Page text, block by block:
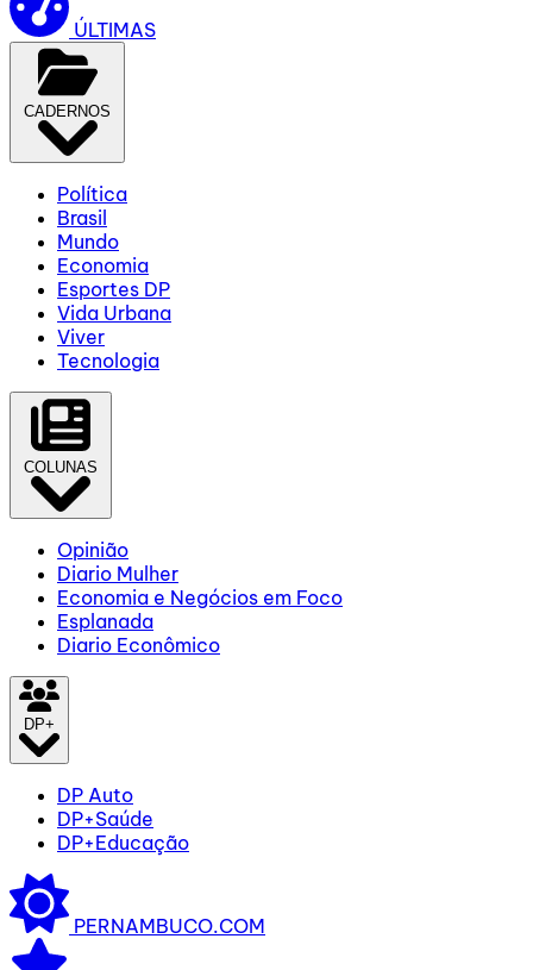
ÚLTIMAS
CADERNOS
Política
Brasil
Mundo
Economia
Esportes DP
Vida Urbana
Viver
Tecnologia
COLUNAS
Opinião
Diario Mulher
Economia e Negócios em Foco
Esplanada
Diario Econômico
DP+
DP Auto
DP+Saúde
DP+Educação
PERNAMBUCO.COM